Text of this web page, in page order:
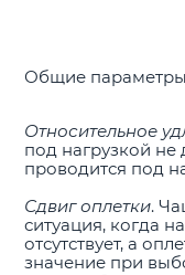
Общие параметры
Относительное
под нагрузкой не
проводится под
Сдвиг оплетки.
ситуация, когда
отсутствует, а
значение при